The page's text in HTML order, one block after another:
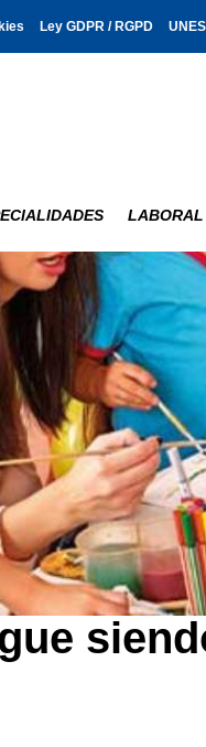
Ley GDPR / RGPD
LABORAL